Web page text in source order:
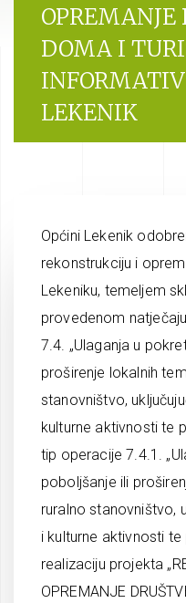
OPREMANJE
DOMA I
LEKENIK
Općini Lekenik
rekonstrukciju i
Lekeniku, temeljem
provedenom
7.4. „Ulaganja u
proširenje lokalnih
stanovništvo,
kulturne aktivnosti te
tip operacije 7.4.1.
poboljšanje ili
ruralno stanovništvo,
i kulturne aktivnosti te
realizaciju projekta
OPREMANJE